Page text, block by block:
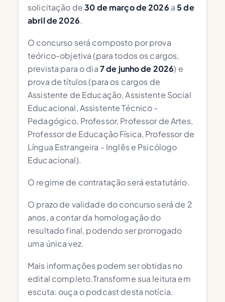
solicitação de30 de março de 2026 a5 de
abril de 2026.
O concurso será composto por prova
teórico-objetiva (para todos os cargos,
prevista para o dia7 de junho de 2026) e
prova de títulos (para os cargos de
Assistente de Educação, Assistente Social
Educacional, Assistente Técnico -
Pedagógico, Professor, Professor de Artes,
Professor de Educação Física, Professor de
Língua Estrangeira - Inglês e Psicólogo
Educacional).
O regime de contratação será estatutário.
O prazo de validade do concurso será de 2
anos, a contar da homologação do
resultado final, podendo ser prorrogado
uma única vez.
Mais informações podem ser obtidas no
edital completo.Transforme sua leitura em
escuta: ouça o podcast desta notícia.